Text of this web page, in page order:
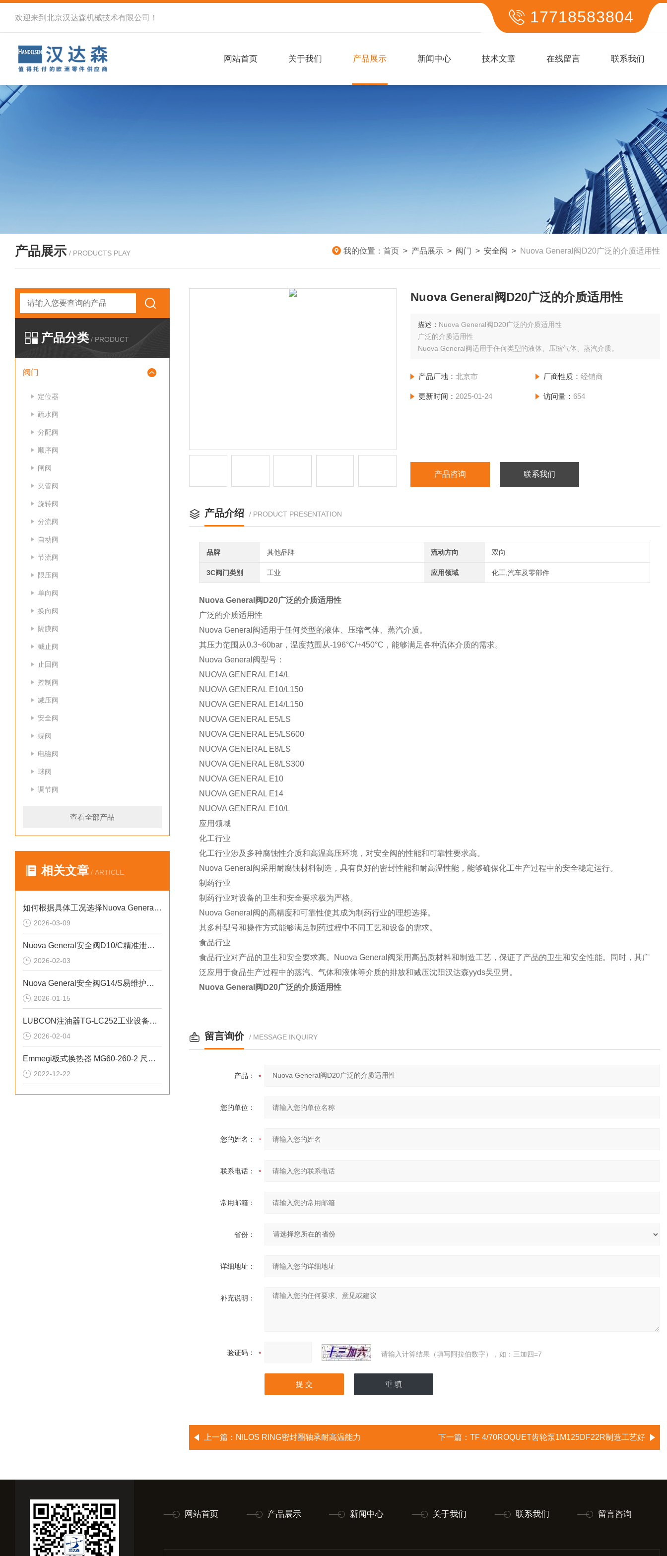
欢迎来到北京汉达森机械技术有限公司！ 17718583804
网站首页 关于我们 产品展示 新闻中心 技术文章 在线留言 联系我们
产品展示 / PRODUCTS PLAY 我的位置： 首页 > 产品展示 > 阀门 > 安全阀 > Nuova General阀D20广泛的介质适用性
产品分类 / PRODUCT
阀门
定位器
疏水阀
分配阀
顺序阀
闸阀
夹管阀
旋转阀
分流阀
自动阀
节流阀
限压阀
单向阀
换向阀
隔膜阀
截止阀
止回阀
控制阀
减压阀
安全阀
蝶阀
电磁阀
球阀
调节阀
查看全部产品
相关文章 / ARTICLE
如何根据具体工况选择Nuova General安全阀G14/S的材质
2026-03-09
Nuova General安全阀D10/C精准泄压多介质适配
2026-02-03
Nuova General安全阀G14/S易维护性特点
2026-01-15
LUBCON注油器TG-LC252工业设备智能润滑
2026-02-04
Emmegi板式换热器 MG60-260-2 尺寸小，性能高
2022-12-22
Nuova General阀D20广泛的介质适用性
描述： Nuova General阀D20广泛的介质适用性
广泛的介质适用性
Nuova General阀适用于任何类型的液体、压缩气体、蒸汽介质。
产品厂地：北京市 厂商性质： 经销商
更新时间： 2025-01-24 访问量： 654
产品咨询 联系我们
产品介绍 / PRODUCT PRESENTATION
品牌 其他品牌 流动方向 双向
3C阀门类别 工业 应用领域 化工,汽车及零部件
Nuova General阀D20广泛的介质适用性
广泛的介质适用性
Nuova General阀适用于任何类型的液体、压缩气体、蒸汽介质。
其压力范围从0.3~60bar，温度范围从-196°C/+450°C，能够满足各种流体介质的需求。
Nuova General阀型号：
NUOVA GENERAL E14/L
NUOVA GENERAL E10/L150
NUOVA GENERAL E14/L150
NUOVA GENERAL E5/LS
NUOVA GENERAL E5/LS600
NUOVA GENERAL E8/LS
NUOVA GENERAL E8/LS300
NUOVA GENERAL E10
NUOVA GENERAL E14
NUOVA GENERAL E10/L
应用领域
化工行业
化工行业涉及多种腐蚀性介质和高温高压环境，对安全阀的性能和可靠性要求高。
Nuova General阀采用耐腐蚀材料制造，具有良好的密封性能和耐高温性能，能够确保化工生产过程中的安全稳定运行。
制药行业
制药行业对设备的卫生和安全要求极为严格。
Nuova General阀的高精度和可靠性使其成为制药行业的理想选择。
其多种型号和操作方式能够满足制药过程中不同工艺和设备的需求。
食品行业
食品行业对产品的卫生和安全要求高。Nuova General阀采用高品质材料和制造工艺，保证了产品的卫生和安全性能。同时，其广
泛应用于食品生产过程中的蒸汽、气体和液体等介质的排放和减压沈阳汉达森yyds吴亚男。
Nuova General阀D20广泛的介质适用性
留言询价 / MESSAGE INQUIRY
产品：
您的单位：
您的姓名：
联系电话：
常用邮箱：
省份：
详细地址：
补充说明：
验证码： 请输入计算结果（填写阿拉伯数字），如：三加四=7
上一篇： NILOS RING密封圈轴承耐高温能力 下一篇： TF 4/70ROQUET齿轮泵1M125DF22R制造工艺好
网站首页 产品展示 新闻中心 关于我们 联系我们 留言咨询